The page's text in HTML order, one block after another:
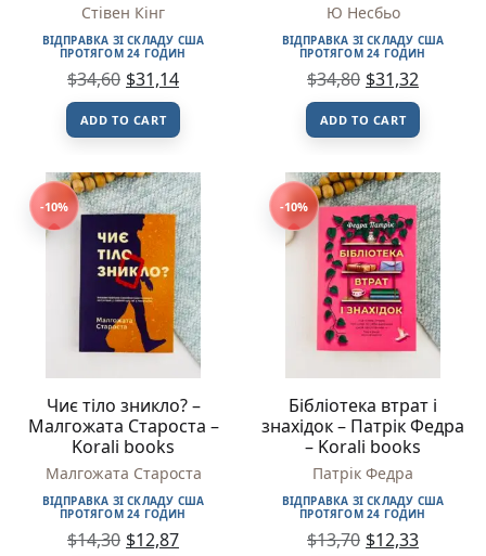
Стівен Кінг
ВІДПРАВКА ЗІ СКЛАДУ США
ПРОТЯГОМ 24 ГОДИН
$34,60 $31,14
ADD TO CART
Ю Несбьо
ВІДПРАВКА ЗІ СКЛАДУ США
ПРОТЯГОМ 24 ГОДИН
$34,80 $31,32
ADD TO CART
-10%
Чиє тіло зникло? –
Малгожата Староста –
Korali books
Малгожата Староста
ВІДПРАВКА ЗІ СКЛАДУ США
ПРОТЯГОМ 24 ГОДИН
$14,30 $12,87
-10%
Бібліотека втрат і
знахідок – Патрік Федра
– Korali books
Патрік Федра
ВІДПРАВКА ЗІ СКЛАДУ США
ПРОТЯГОМ 24 ГОДИН
$13,70 $12,33